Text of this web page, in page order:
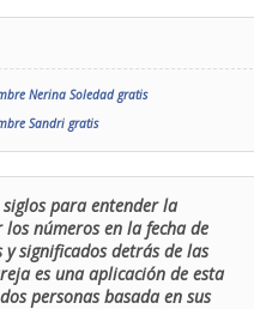
Nerina Soledad gratis
Sandri gratis
para entender la
números en la fecha de
significados detrás de las
es una aplicación de esta
personas basada en sus